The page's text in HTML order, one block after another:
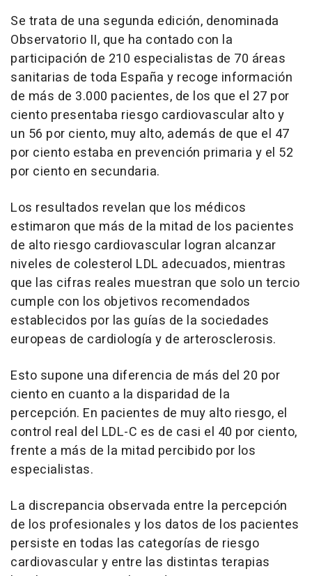
Se trata de una segunda edición, denominada
Observatorio II, que ha contado con la
participación de 210 especialistas de 70 áreas
sanitarias de toda España y recoge información
de más de 3.000 pacientes, de los que el 27 por
ciento presentaba riesgo cardiovascular alto y
un 56 por ciento, muy alto, además de que el 47
por ciento estaba en prevención primaria y el 52
por ciento en secundaria.
Los resultados revelan que los médicos
estimaron que más de la mitad de los pacientes
de alto riesgo cardiovascular logran alcanzar
niveles de colesterol LDL adecuados, mientras
que las cifras reales muestran que solo un tercio
cumple con los objetivos recomendados
establecidos por las guías de la sociedades
europeas de cardiología y de arterosclerosis.
Esto supone una diferencia de más del 20 por
ciento en cuanto a la disparidad de la
percepción. En pacientes de muy alto riesgo, el
control real del LDL-C es de casi el 40 por ciento,
frente a más de la mitad percibido por los
especialistas.
La discrepancia observada entre la percepción
de los profesionales y los datos de los pacientes
persiste en todas las categorías de riesgo
cardiovascular y entre las distintas terapias